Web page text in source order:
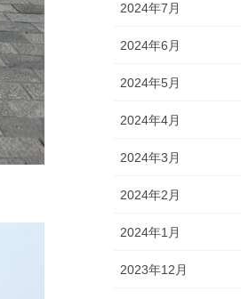
2024年7月
2024年6月
2024年5月
2024年4月
2024年3月
2024年2月
2024年1月
2023年12月